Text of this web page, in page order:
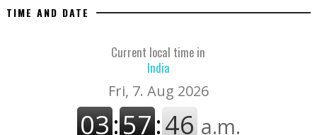
TIME AND DATE
Current local time in
India